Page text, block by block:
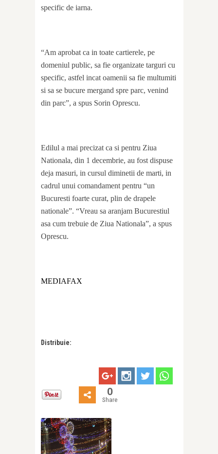
specific de iarna.
“Am aprobat ca in toate cartierele, pe
domeniul public, sa fie organizate targuri cu
specific, astfel incat oamenii sa fie multumiti
si sa se bucure mergand spre parc, venind
din parc”, a spus Sorin Oprescu.
Edilul a mai precizat ca si pentru Ziua
Nationala, din 1 decembrie, au fost dispuse
deja masuri, in cursul diminetii de marti, in
cadrul unui comandament pentru “un
Bucuresti foarte curat, plin de drapele
nationale”. “Vreau sa aranjam Bucurestiul
asa cum trebuie de Ziua Nationala”, a spus
Oprescu.
MEDIAFAX
Distribuie:
0
Share